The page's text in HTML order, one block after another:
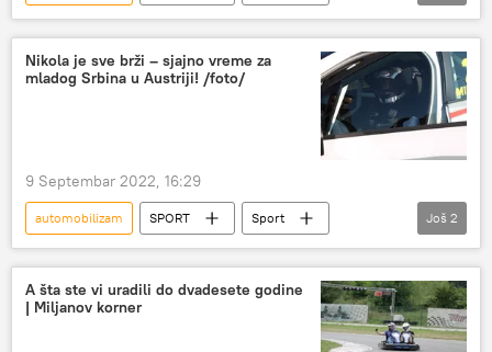
Ostali sportovi
Nikola Miljković
Nikola je sve brži – sjajno vreme za
mladog Srbina u Austriji! /foto/
9 Septembar 2022, 16:29
automobilizam SPORT
Sport
Ostali sportovi
Nikola Miljković
Još 2
A šta ste vi uradili do dvadesete godine
| Miljanov korner